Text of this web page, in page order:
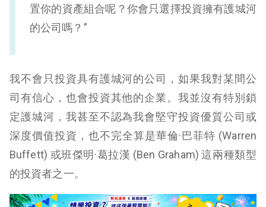
置你的資產組合呢？你會只選擇投資擁有護城河
的公司嗎？”
我不會只投資具有護城河的公司，如果我對某間公
司有信心，也會投資其他的企業。我並沒有特別鎖
定護城河，我甚至不認為我會堅守投資優質公司或
深度價值投資，也不完全算是華倫·巴菲特 (Warren
Buffett) 或班傑明·葛拉漢 (Ben Graham) 這兩種類型
的投資者之一。